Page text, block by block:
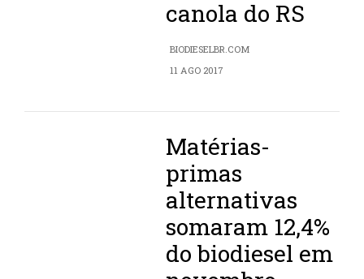
canola do RS
BIODIESELBR.COM
11 AGO 2017
Matérias-
primas
alternativas
somaram 12,4%
do biodiesel em